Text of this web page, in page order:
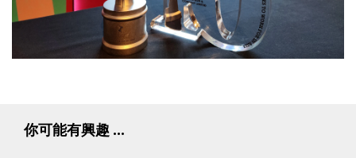
你可能有興趣 ...